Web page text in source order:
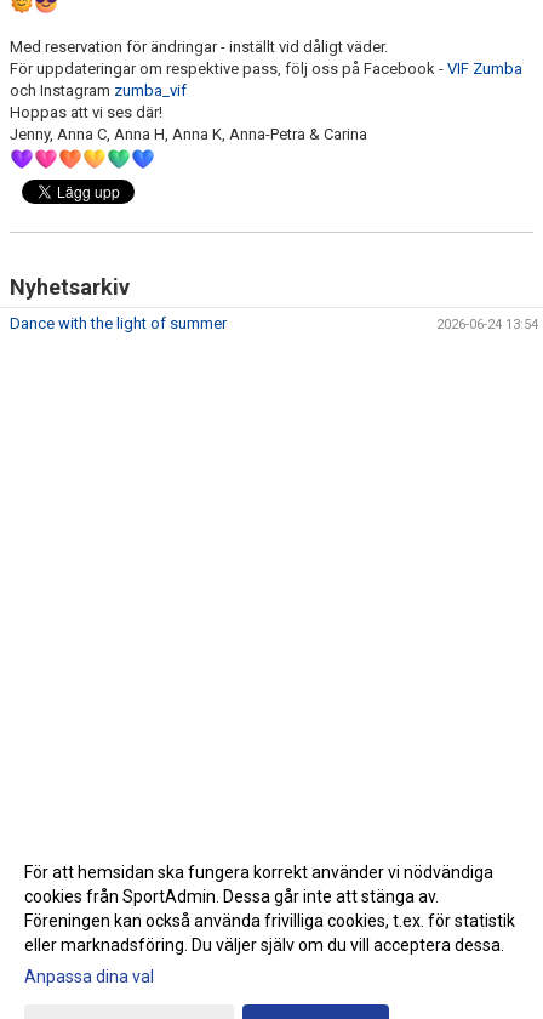
Med reservation för ändringar - inställt vid dåligt väder.
För uppdateringar om respektive pass, följ oss på Facebook - VIF Zumba
och Instagram zumba_vif
Hoppas att vi ses där!
Jenny, Anna C, Anna H, Anna K, Anna-Petra & Carina
Nyhetsarkiv
Dance with the light of summer 2026-06-24 13:54
Gå till Webbversion
För att hemsidan ska fungera korrekt använder vi nödvändiga
cookies från SportAdmin. Dessa går inte att stänga av.
Föreningen kan också använda frivilliga cookies, t.ex. för statistik
eller marknadsföring. Du väljer själv om du vill acceptera dessa.
Anpassa dina val